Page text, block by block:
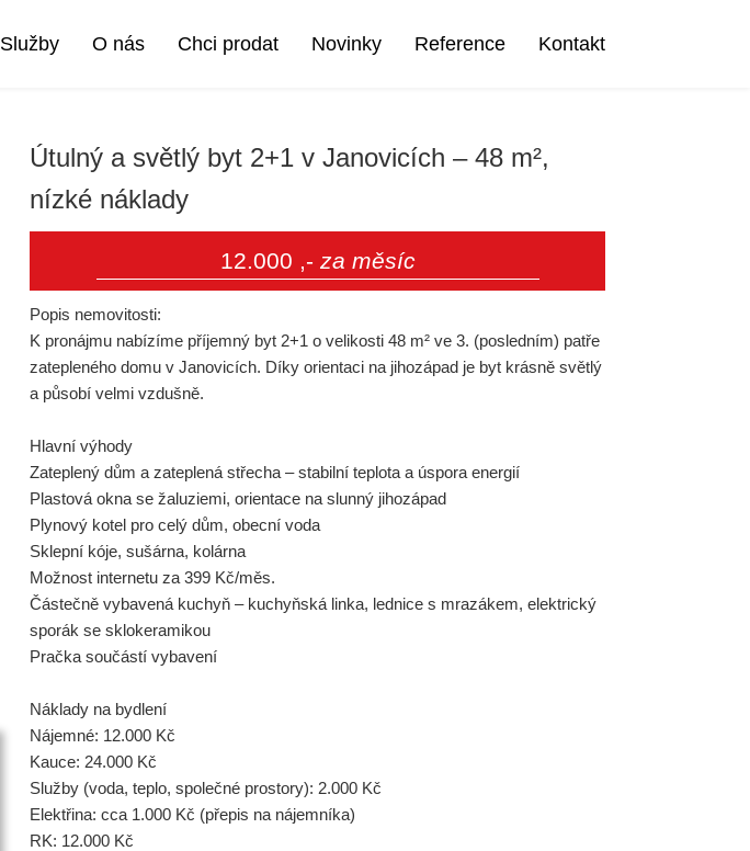
Služby O nás Chci prodat Novinky Reference Kontakt
Útulný a světlý byt 2+1 v Janovicích – 48 m²,
nízké náklady
12.000 ,- za měsíc
Popis nemovitosti:
K pronájmu nabízíme příjemný byt 2+1 o velikosti 48 m² ve 3. (posledním) patře
zatepleného domu v Janovicích. Díky orientaci na jihozápad je byt krásně světlý
a působí velmi vzdušně.
Hlavní výhody
Zateplený dům a zateplená střecha – stabilní teplota a úspora energií
Plastová okna se žaluziemi, orientace na slunný jihozápad
Plynový kotel pro celý dům, obecní voda
Sklepní kóje, sušárna, kolárna
Možnost internetu za 399 Kč/měs.
Částečně vybavená kuchyň – kuchyňská linka, lednice s mrazákem, elektrický
sporák se sklokeramikou
Pračka součástí vybavení
Náklady na bydlení
Nájemné: 12.000 Kč
Kauce: 24.000 Kč
Služby (voda, teplo, společné prostory): 2.000 Kč
Elektřina: cca 1.000 Kč (přepis na nájemníka)
RK: 12.000 Kč